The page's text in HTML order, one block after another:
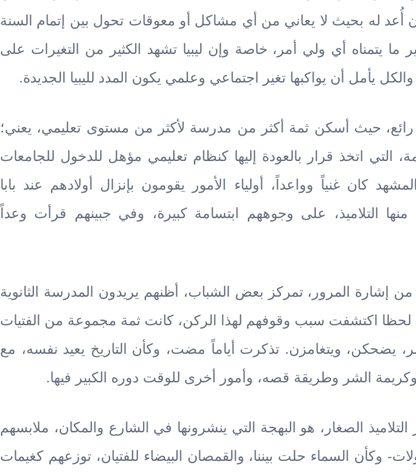
أُعد له بحيث لا يعاني من أي مشاكل أو معوقات تحول بين إتمام السنة
ما يتمناه أي ولي أمر، خاصة وإن ليبيا تشهد الكثير من التغيرات على
يأمل أن يواكبها تغير اجتماعي وعلمي يكون المدد لليبيا الجديدة.
رائع، حيث أسكن ثمة أكثر من مدرسة لأكثر من مستوى تعليمي، يعني؛
التي اتخذ قرار بالعودة إليها كنظام تعليمي مؤهل للدخول للجامعات
كان غنياً وواعداً، أولياء الأمور يقومون بإنزال أولادهم عند بابا
منها التلاميذ، على وجوههم ابتسامة كبيرة، وفي جبينهم قرأت وعداً
من إشارة المرور، تمركز بعض الشباب، أظنهم يريدون المدرسة الثانوية
لحظا اكتشفت سبب وقوفهم لهذا الركن، كانت ثمة مجموعة من الفتيات
يضحكن، ويتغامزن. تذكرت أياماً مضت، وكأن التاريخ يعيد نفسه، مع
الشر وطريقة قصه، وأمور أخرى للوقت دوره الكبير فيها.
الصغار، هو البهجة التي ينشرونها في الشارع والمكان، ملابسهم
وكأن السماء حلت بيننا، والقمصان البيضاء للفتيان، توزعهم كغيمات